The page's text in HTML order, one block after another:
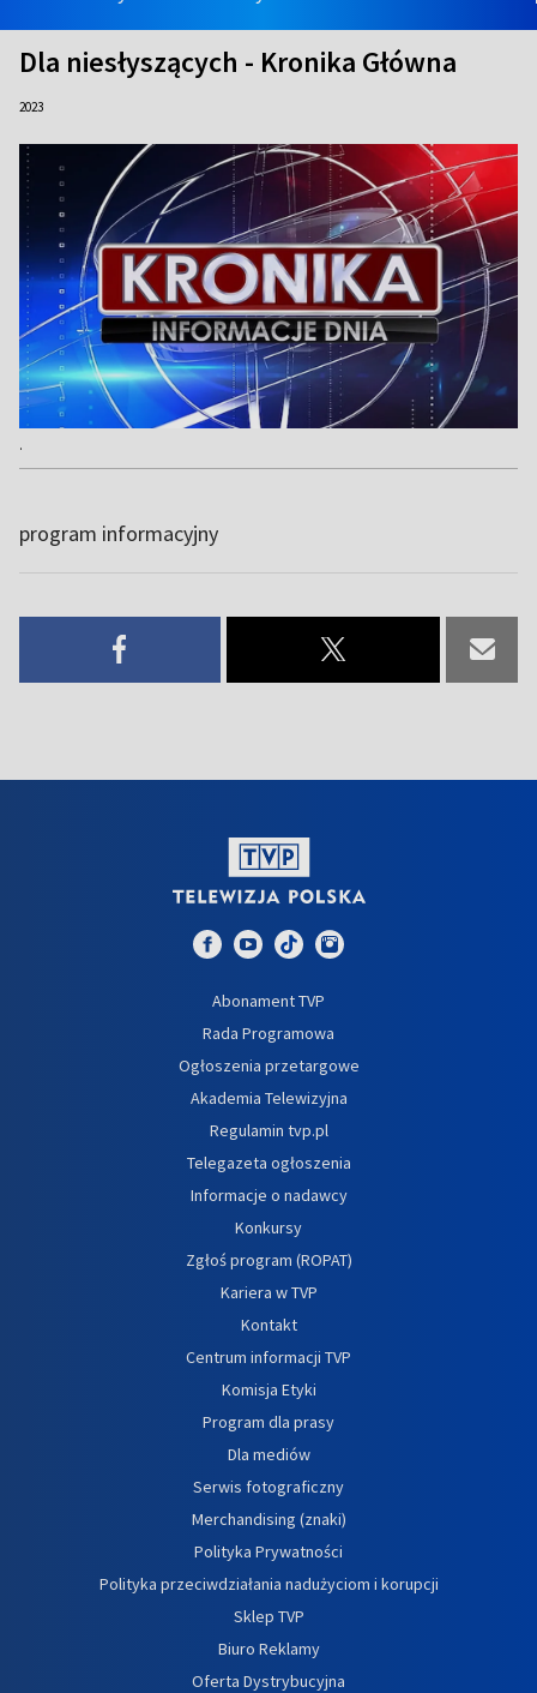
Dla niesłyszących - Kronika Główna
2023
.
program informacyjny
Abonament TVP
Rada Programowa
Ogłoszenia przetargowe
Akademia Telewizyjna
Regulamin tvp.pl
Telegazeta ogłoszenia
Informacje o nadawcy
Konkursy
Zgłoś program (ROPAT)
Kariera w TVP
Kontakt
Centrum informacji TVP
Komisja Etyki
Program dla prasy
Dla mediów
Serwis fotograficzny
Merchandising (znaki)
Polityka Prywatności
Polityka przeciwdziałania nadużyciom i korupcji
Sklep TVP
Biuro Reklamy
Oferta Dystrybucyjna